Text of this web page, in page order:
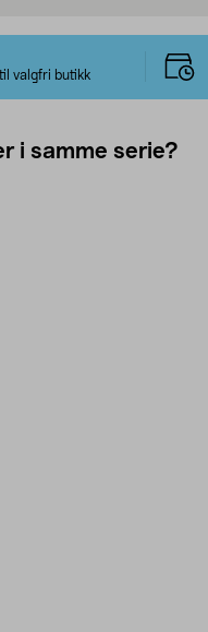
valgfri butikk
i samme serie?